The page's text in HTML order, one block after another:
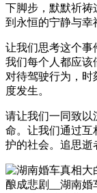
下脚步，默默祈祷
到永恒的宁静与幸
让我们思考这个事
我们每个人都应该
对待驾驶行为，
度发生。
请让我们一同致以
命。让我们通过互
护的社会。追思逝